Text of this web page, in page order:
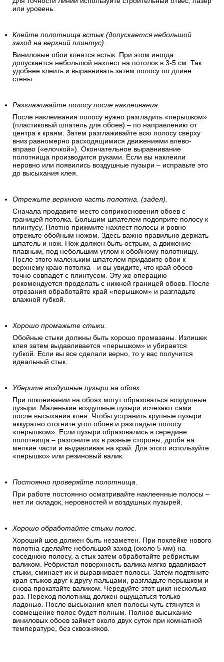
или уровень.
Клейте полотнища встык.(допускается небольшой
заход на верхний плинтус).
Виниловые обои клеятся встык. При этом иногда
допускается небольшой нахлест на потолок в 3-5 см. Так
удобнее клеить и выравнивать затем полосу по длине
стены.
Разглаживайте полосу после наклеивания.
После наклеивания полосу нужно разгладить «перышком»
(пластиковый шпатель для обоев) – по направлению от
центра к краям. Затем разглаживайте всю полосу сверху
вниз равномерно расходящимися движениями влево-
вправо («елочкой»). Окончательное выравнивание
полотнища производится руками. Если вы наклеили
неровно или появились воздушные пузыри – исправьте это
до высыхания клея.
Отрежьте верхнюю часть полотна. (задел).
Сначала продавите место соприкосновения обоев с
границей потолка. Большим шпателем подоприте полосу к
плинтусу. Плотно прижмите нахлест полосы и ровно
отрежьте обойным ножом. Здесь важно правильно держать
шпатель и нож. Нож должен быть острым, а движение –
плавным, под небольшим углом к обойному полотнищу.
После этого маленьким шпателем придавите обои к
верхнему краю потолка - и вы увидите, что край обоев
точно совпадет с плинтусом. Эту же операцию
рекомендуется проделать с нижней границей обоев. После
отрезания обработайте край «перышком» и разгладьте
влажной губкой.
Хорошо промажьте стыки.
Обойные стыки должны быть хорошо промазаны. Излишек
клея затем выдавливается «перышком» и убирается
губкой. Если вы все сделали верно, то у вас получится
идеальный стык.
Уберите воздушные пузыри на обоях.
При поклеивании на обоях могут образоваться воздушные
пузыри. Маленькие воздушные пузыри исчезают сами
после высыхания клея. Чтобы устранить крупные пузыри
аккуратно отогните угол обоев и разгладьте полосу
«перышком». Если пузыри образовались в середине
полотнища – разгоните их в разные стороны, дробя на
мелкие части и выдавливая на край. Для этого используйте
«перышко» или резиновый валик.
Постоянно проверяйте полотнища.
При работе постоянно осматривайте наклеенные полосы –
нет ли складок, неровностей и воздушных пузырей.
Хорошо обработайте стыки полос.
Хороший шов должен быть незаметен. При поклейке нового
полотна сделайте небольшой заход (около 5 мм) на
соседнюю полосу, а стык затем обработайте ребристым
валиком. Ребристая поверхность валика мягко вдавливает
стыки, сминает их и выравнивает полосы. Затем подтяните
края стыков друг к другу пальцами, разгладьте перышком и
снова прокатайте валиком. Чередуйте этот цикл несколько
раз. Переход полотнищ должен ощущаться только
ладонью. После высыхания клея полосы чуть стянутся и
совмещение полос будет полным. Полное высыхание
виниловых обоев займет около двух суток при комнатной
температуре, без сквозняков.